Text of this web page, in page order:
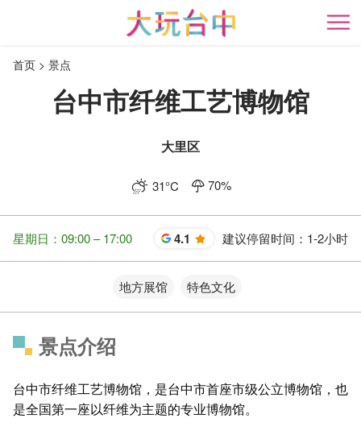
开
首页 景点
台中市纤维工艺博物馆
大里区
31°C 70%
星期日：09:00 – 17:00 4.1 星 建议停留时间： 1-2小时
地方展馆 特色文化
景点介绍
台中市纤维工艺博物馆，是台中市首座市级公立博物馆，也
是全国第一座以纤维为主题的专业博物馆。